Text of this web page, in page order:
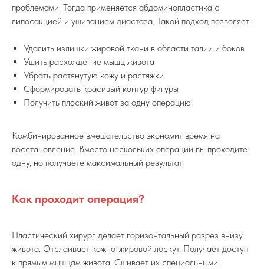
проблемами. Тогда применяется абдоминопластика с
липосакцией и ушиванием диастаза. Такой подход позволяет:
Удалить излишки жировой ткани в области талии и боков
Ушить расхождение мышц живота
Убрать растянутую кожу и растяжки
Сформировать красивый контур фигуры
Получить плоский живот за одну операцию
Комбинированное вмешательство экономит время на
восстановление. Вместо нескольких операций вы проходите
одну, но получаете максимальный результат.
Как проходит операция?
Пластический хирург делает горизонтальный разрез внизу
живота. Отслаивает кожно-жировой лоскут. Получает доступ
к прямым мышцам живота. Сшивает их специальными